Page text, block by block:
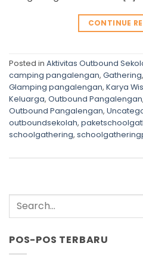
CONTINUE
Posted in Aktivitas Outbound
camping pangalengan, Gathering,
Glamping pangalengan, Karya
Keluarga, Outbound Pangalengan,
Outbound Pangalengan,
outboundsekolah,
schoolgathering,
POS-POS TERBARU